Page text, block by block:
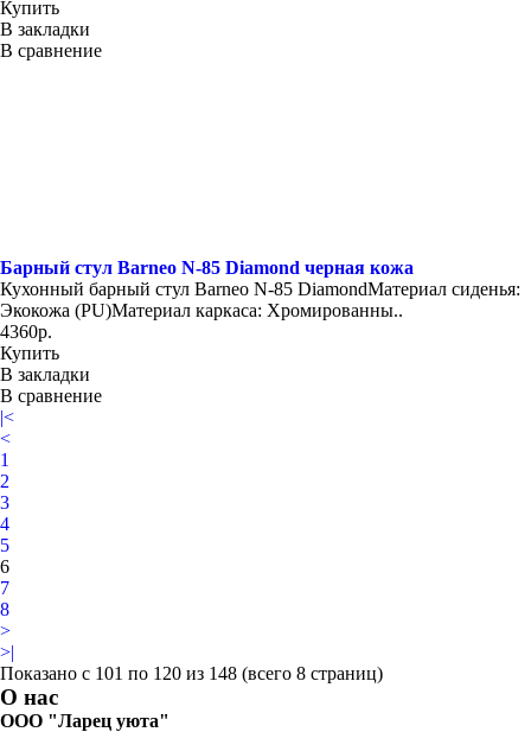
Купить
В закладки
В сравнение
Барный стул Barneo N-85 Diamond черная кожа
Кухонный барный стул Barneo N-85 DiamondМатериал сиденья:
Экокожа (PU)Материал каркаса: Хромированны..
4360р.
Купить
В закладки
В сравнение
|<
<
1
2
3
4
5
6
7
8
>
>|
Показано с 101 по 120 из 148 (всего 8 страниц)
О нас
ООО "Ларец уюта"